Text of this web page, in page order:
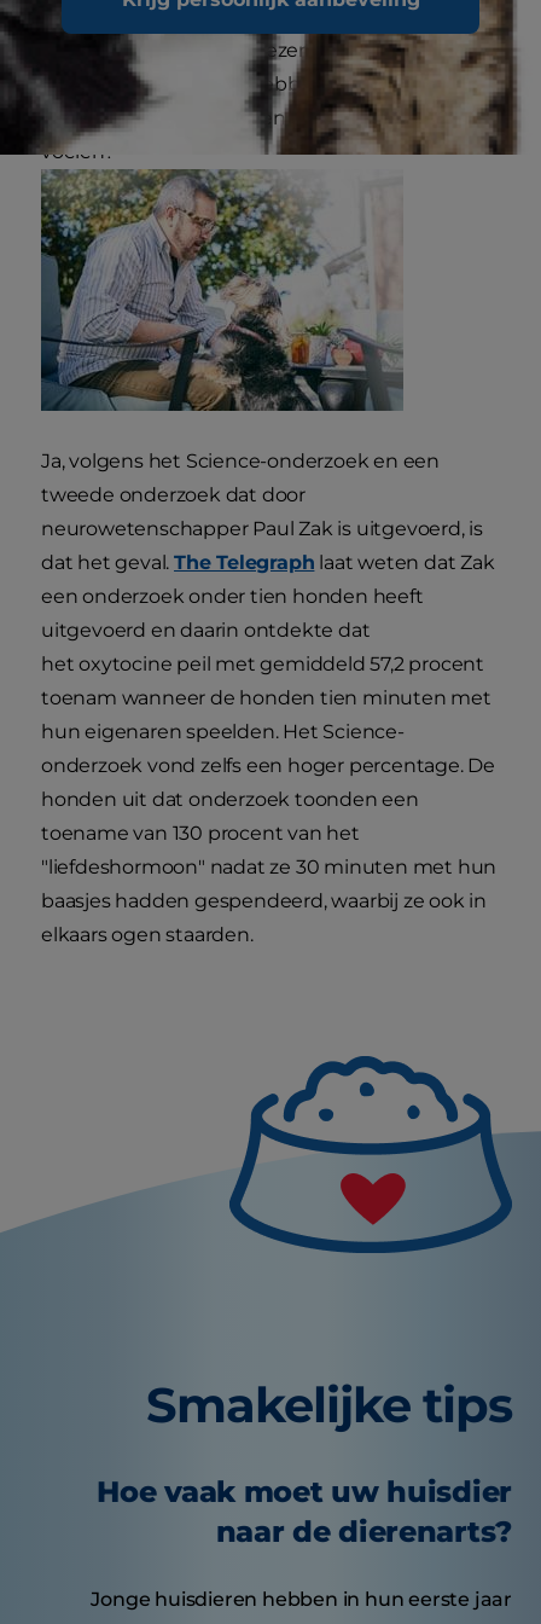
Er kan dus worden bewezen dat jij liefde voelt
voor huisdieren, maar hebben wetenschappers
ook bewezen dat honden hetzelfde voor ons
voelen?
Ja, volgens het Science-onderzoek en een
tweede onderzoek dat door
neurowetenschapper Paul Zak is uitgevoerd, is
dat het geval.The Telegraph laat weten dat Zak
een onderzoek onder tien honden heeft
uitgevoerd en daarin ontdekte dat
het oxytocine peil met gemiddeld 57,2 procent
toenam wanneer de honden tien minuten met
hun eigenaren speelden. Het Science-
onderzoek vond zelfs een hoger percentage. De
honden uit dat onderzoek toonden een
toename van 130 procent van het
"liefdeshormoon" nadat ze 30 minuten met hun
baasjes hadden gespendeerd, waarbij ze ook in
elkaars ogen staarden.
Smakelijke tips
Hoe vaak moet uw huisdier
naar de dierenarts?
Jonge huisdieren hebben in hun eerste jaar